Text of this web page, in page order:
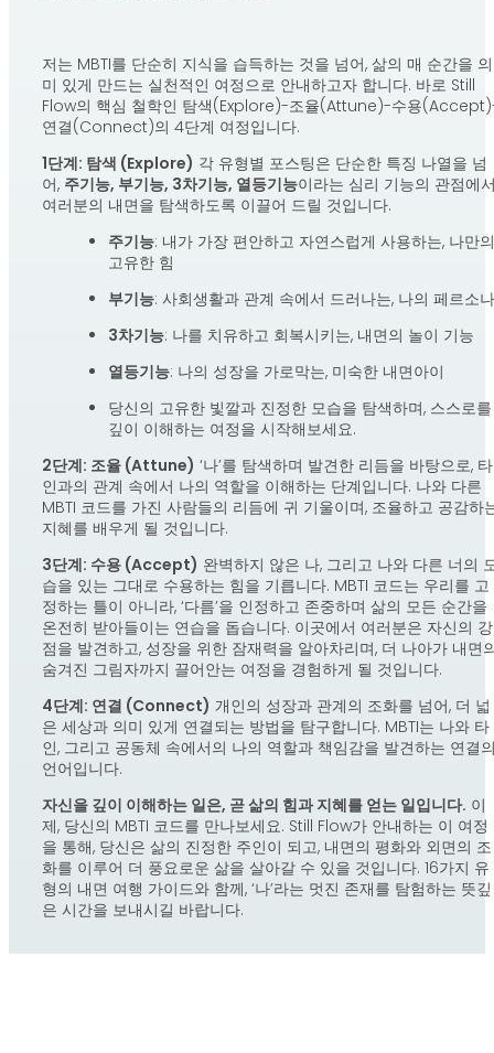
저는 MBTI를 단순히 지식을 습득하는 것을 넘어, 삶의 매 순간을 의
미 있게 만드는 실천적인 여정으로 안내하고자 합니다. 바로 Still
Flow의 핵심 철학인 탐색(Explore)-조율(Attune)-수용
연결(Connect)의 4단계 여정입니다.
1단계: 탐색 (Explore) 각 유형별 포스팅은 단순한 특징 나열을 넘
어, 주기능, 부기능, 3차기능, 열등기능이라는 심리 기능의 관점에
여러분의 내면을 탐색하도록 이끌어 드릴 것입니다.
주기능: 내가 가장 편안하고 자연스럽게 사용하는, 나만의
고유한 힘
부기능: 사회생활과 관계 속에서 드러나는, 나의 페르소나
3차기능: 나를 치유하고 회복시키는, 내면의 놀이 기능
열등기능: 나의 성장을 가로막는, 미숙한 내면아이
당신의 고유한 빛깔과 진정한 모습을 탐색하며, 스스로를
깊이 이해하는 여정을 시작해보세요.
2단계: 조율 (Attune) ‘나’를 탐색하며 발견한 리듬을 바탕으로, 타
인과의 관계 속에서 나의 역할을 이해하는 단계입니다. 나와 다른
MBTI 코드를 가진 사람들의 리듬에 귀 기울이며, 조율하고 공감하
지혜를 배우게 될 것입니다.
3단계: 수용 (Accept) 완벽하지 않은 나, 그리고 나와 다른 너의
습을 있는 그대로 수용하는 힘을 기릅니다. MBTI 코드는 우리를 고
정하는 틀이 아니라, ‘다름’을 인정하고 존중하며 삶의 모든 순간을
온전히 받아들이는 연습을 돕습니다. 이곳에서 여러분은 자신의 강
점을 발견하고, 성장을 위한 잠재력을 알아차리며, 더 나아가 내면
숨겨진 그림자까지 끌어안는 여정을 경험하게 될 것입니다.
4단계: 연결 (Connect) 개인의 성장과 관계의 조화를 넘어, 더 넓
은 세상과 의미 있게 연결되는 방법을 탐구합니다. MBTI는 나와 타
인, 그리고 공동체 속에서의 나의 역할과 책임감을 발견하는 연결
언어입니다.
자신을 깊이 이해하는 일은, 곧 삶의 힘과 지혜를 얻는 일입니다. 이
제, 당신의 MBTI 코드를 만나보세요. Still Flow가 안내하는 이 여정
을 통해, 당신은 삶의 진정한 주인이 되고, 내면의 평화와 외면의 조
화를 이루어 더 풍요로운 삶을 살아갈 수 있을 것입니다. 16가지 유
형의 내면 여행 가이드와 함께, ‘나’라는 멋진 존재를 탐험하는 뜻깊
은 시간을 보내시길 바랍니다.